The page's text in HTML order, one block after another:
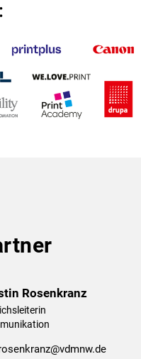
Rosenkranz